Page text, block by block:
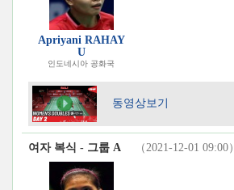
Apriyani RAHAY
U
인도네시아 공화국
동영상보기
여자 복식 - 그룹 A （2021-12-01 09:00）